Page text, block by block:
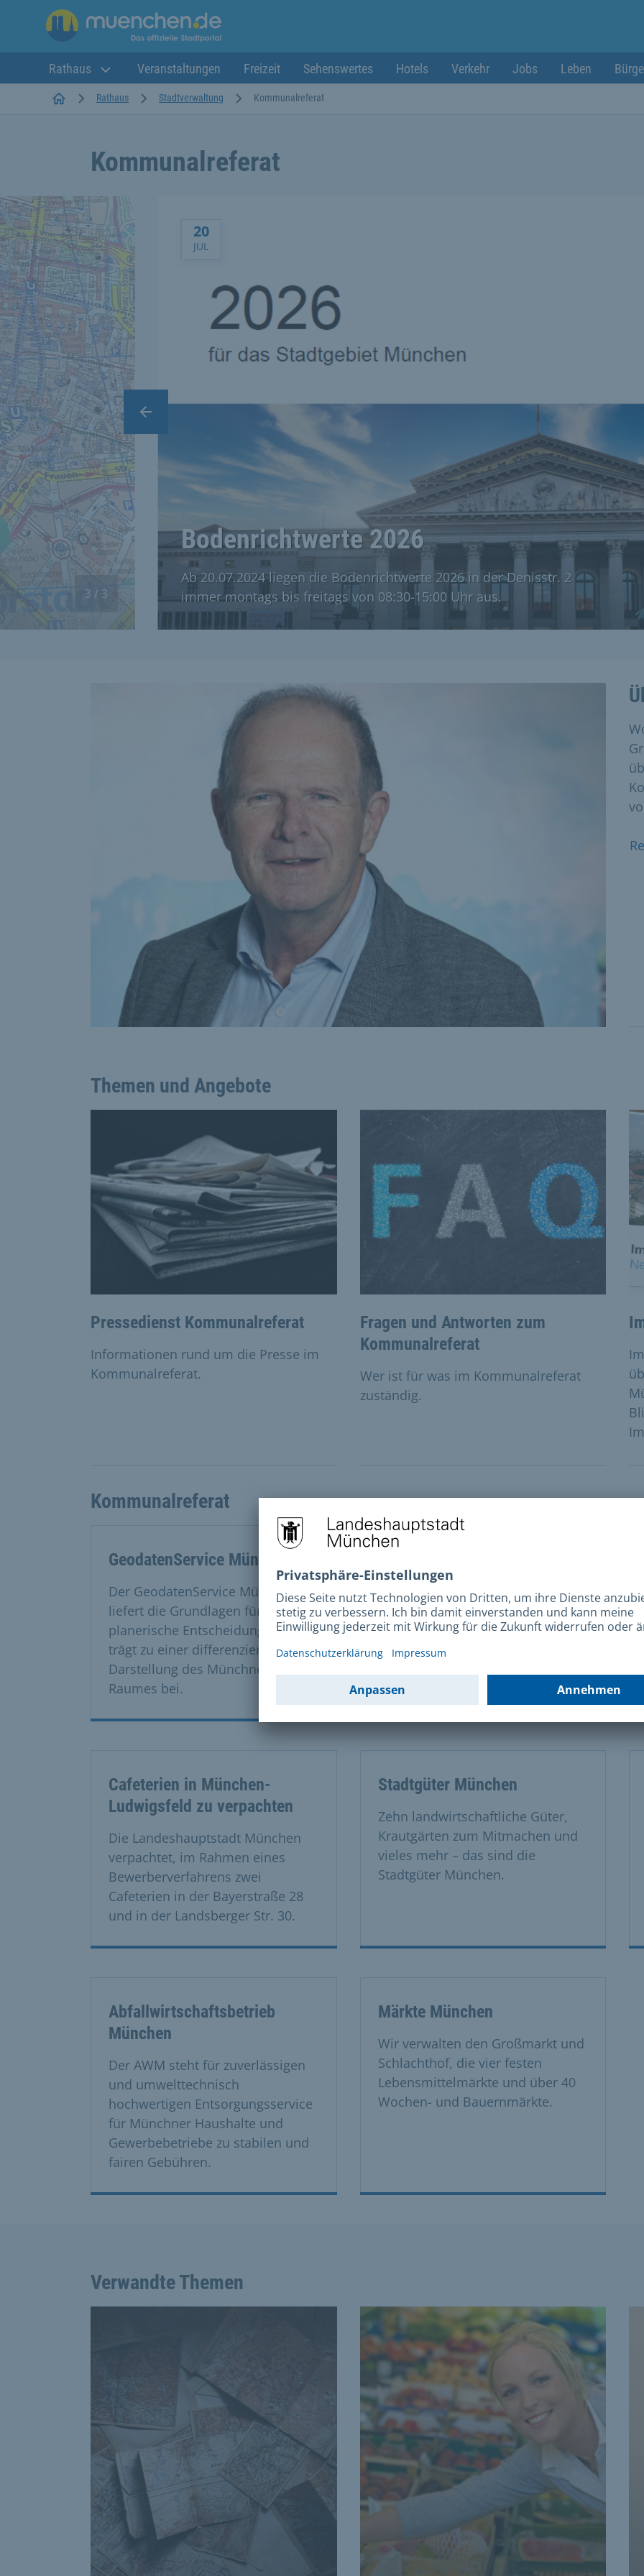
Rathaus Veranstaltungen Freizeit Sehenswertes Hotels Verkehr Jobs Leben
StartseiteRathaus Stadtverwaltung Kommunalreferat
Kommunalreferat
Vorheriger Slide
3 / 3
Bodenrichtwerte 2026
Ab 20.07.2024 liegen die Bodenrichtwerte 2026 in der Denisstr. 2
immer montags bis freitags von 08:30-15:00 Uhr aus.
Meldung vom 20.7.2026
20
JUL
Themen und Angebote
This is a carousel with rotating cards. Use the previous and next buttons to navigate, and Enter to
Pressedienst Kommunalreferat
Informationen rund um die Presse im
Kommunalreferat.
Fragen und Antworten zum
Kommunalreferat
Wer ist für was im Kommunalreferat
zuständig.
Kommunalreferat
GeodatenService München
Der GeodatenService München
liefert die Grundlagen für wichtige
planerische Entscheidungen und
trägt zu einer differenzierten
Darstellung des Münchner
Raumes bei.
Angebote rund um den Münchner
Immobilienmarkt: Finden Sie
Wohnungen, Häuser zum Kauf
sowie aktuelle
auch Grundstücke in München.
Cafeterien in München-
Ludwigsfeld zu verpachten
Die Landeshauptstadt München
verpachtet, im Rahmen eines
Bewerberverfahrens zwei
Cafeterien in der Bayerstraße 28
und in der Landsberger Str. 30.
Stadtgüter München
Zehn landwirtschaftliche Güter,
Krautgärten zum Mitmachen und
vieles mehr – das sind die
Stadtgüter München.
Abfallwirtschaftsbetrieb
München
Der AWM steht für zuverlässigen
und umwelttechnisch
hochwertigen Entsorgungsservice
für Münchner Haushalte und
Gewerbebetriebe zu stabilen und
fairen Gebühren.
Märkte München
Wir verwalten den Großmarkt und
Schlachthof, die vier festen
Lebensmittelmärkte und über 40
Wochen- und Bauernmärkte.
Verwandte Themen